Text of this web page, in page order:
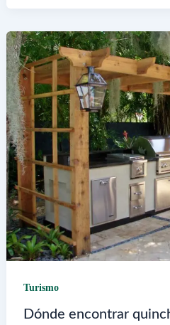
Mar
del
Plata
para
ver
el
paisaje
Turismo
Dónde encontrar